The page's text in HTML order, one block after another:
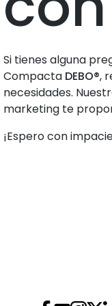
Si tienes alguna
Compacta DEBO®,
necesidades.
marketing te
¡Espero con